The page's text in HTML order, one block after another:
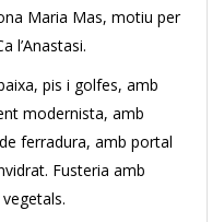
Maria Mas, motiu per
l’Anastasi.
pis i golfes, amb
modernista, amb
ferradura, amb portal
Fusteria amb